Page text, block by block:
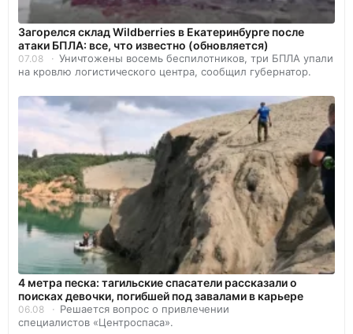
Загорелся склад Wildberries в Екатеринбурге после
атаки БПЛА: все, что известно (обновляется)
07.08
Уничтожены восемь беспилотников, три БПЛА упали
на кровлю логистического центра, сообщил губернатор.
4 метра песка: тагильские спасатели рассказали о
поисках девочки, погибшей под завалами в карьере
06.08
Решается вопрос о привлечении
специалистов «Центроспаса».